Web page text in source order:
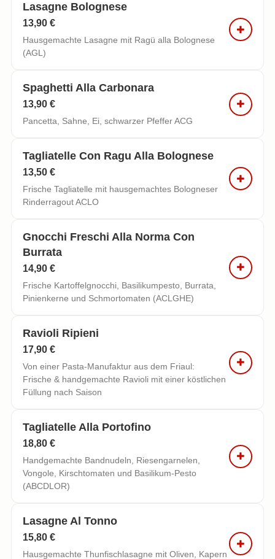
Lasagne Bolognese
13,90 €
Hausgemachte Lasagne mit Ragü alla Bolognese
(AGL)
Spaghetti Alla Carbonara
13,90 €
Pancetta, Sahne, Ei, schwarzer Pfeffer ACG
Tagliatelle Con Ragu Alla Bolognese
13,50 €
Frische Tagliatelle mit hausgemachtes Bologneser
Rinderragout ACLO
Gnocchi Freschi Alla Norma Con
Burrata
14,90 €
Frische Kartoffelgnocchi, Basilikumpesto, Burrata,
Pinienkerne und Schmortomaten (ACLGHE)
Ravioli Ripieni
17,90 €
Von einer Pasta-Manufaktur aus dem Friaul:
Frische & handgemachte Ravioli mit einer köstlichen
Füllung nach Saison
Tagliatelle Alla Portofino
18,80 €
Handgemachte Bandnudeln, Riesengarnelen,
Vongole, Kirschtomaten und Basilikum-Pesto
(ABCDLOR)
Lasagne Al Tonno
15,80 €
Hausgemachte Thunfischlasagne mit Oliven, Kapern